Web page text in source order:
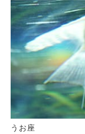
うお座